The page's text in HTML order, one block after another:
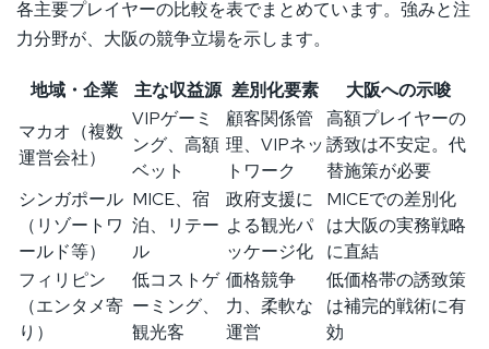
各主要プレイヤーの比較を表でまとめています。強みと注
力分野が、大阪の競争立場を示します。
地域・企業 主な収益源 差別化要素
大阪への示唆
マカオ（複数
運営会社）
VIPゲーミ
ング、高額
ベット
顧客関係管
理、VIPネッ
トワーク
高額プレイヤーの
誘致は不安定。代
替施策が必要
シンガポール
（リゾートワ
ールド等）
MICE、宿
泊、リテー
ル
政府支援に
よる観光パ
ッケージ化
MICEでの差別化
は大阪の実務戦略
に直結
フィリピン
（エンタメ寄
り）
低コストゲ
ーミング、
観光客
価格競争
力、柔軟な
運営
低価格帯の誘致策
は補完的戦術に有
効